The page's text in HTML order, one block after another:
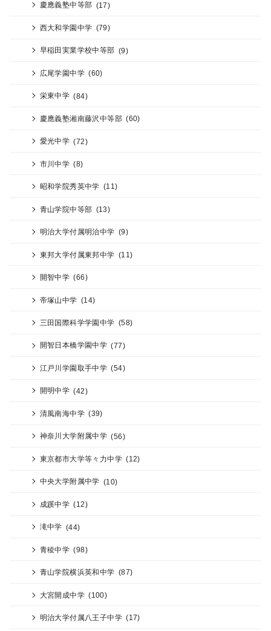
慶應義塾中等部 (17)
西大和学園中学 (79)
早稲田実業学校中等部 (9)
広尾学園中学 (60)
栄東中学 (84)
慶應義塾湘南藤沢中等部 (60)
愛光中学 (72)
市川中学 (8)
昭和学院秀英中学 (11)
青山学院中等部 (13)
明治大学付属明治中学 (9)
東邦大学付属東邦中学 (11)
開智中学 (66)
帝塚山中学 (14)
三田国際科学学園中学 (58)
開智日本橋学園中学 (77)
江戸川学園取手中学 (54)
開明中学 (42)
清風南海中学 (39)
神奈川大学附属中学 (56)
東京都市大学等々力中学 (12)
中央大学附属中学 (10)
成蹊中学 (12)
滝中学 (44)
青稜中学 (98)
青山学院横浜英和中学 (87)
大宮開成中学 (100)
明治大学付属八王子中学 (17)